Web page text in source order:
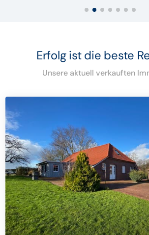
Erfolg ist die beste
Unsere aktuell verkauften